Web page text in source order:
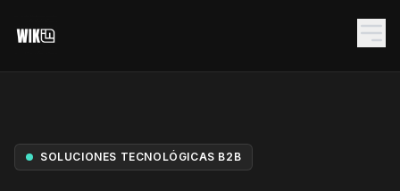
SOLUCIONES TECNOLÓGICAS B2B